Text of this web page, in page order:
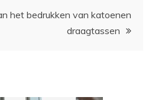
het bedrukken van katoenen
draagtassen